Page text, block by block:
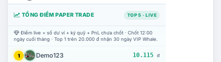
TỔNG ĐIỂM PAPER TRADE TOP 5 · LIVE
Điểm live = số dư ví + ký quỹ + PnL chưa chốt · Chốt 12:00
ngày cuối tháng · Top 1 trên 20.000 đ nhận 30 ngày VIP Whale.
1 Demo123 10.115 đ